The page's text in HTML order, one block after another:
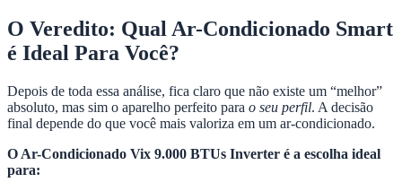
O Veredito: Qual Ar-Condicionado Smart
é Ideal Para Você?
Depois de toda essa análise, fica claro que não existe um “melhor”
absoluto, mas sim o aparelho perfeito para o seu perfil. A decisão
final depende do que você mais valoriza em um ar-condicionado.
O Ar-Condicionado Vix 9.000 BTUs Inverter é a escolha ideal
para: